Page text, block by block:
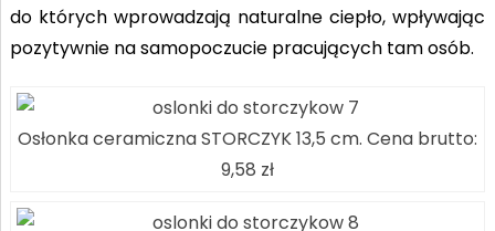
do których wprowadzają naturalne ciepło, wpływając
pozytywnie na samopoczucie pracujących tam osób.
Osłonka ceramiczna STORCZYK 13,5 cm. Cena brutto:
9,58 zł